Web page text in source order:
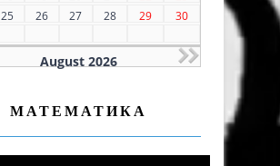
25 26 27 28 29
30
August 2026
МАТЕМАТИКА